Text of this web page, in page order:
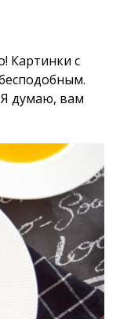
Картинки с
думаю, вам